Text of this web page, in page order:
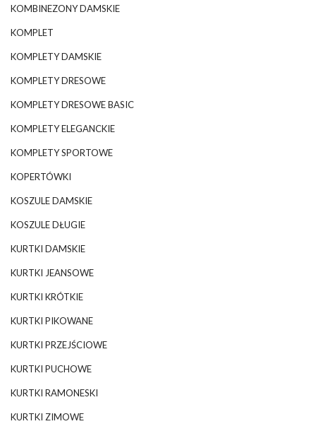
KOMBINEZONY DAMSKIE
KOMPLET
KOMPLETY DAMSKIE
KOMPLETY DRESOWE
KOMPLETY DRESOWE BASIC
KOMPLETY ELEGANCKIE
KOMPLETY SPORTOWE
KOPERTÓWKI
KOSZULE DAMSKIE
KOSZULE DŁUGIE
KURTKI DAMSKIE
KURTKI JEANSOWE
KURTKI KRÓTKIE
KURTKI PIKOWANE
KURTKI PRZEJŚCIOWE
KURTKI PUCHOWE
KURTKI RAMONESKI
KURTKI ZIMOWE